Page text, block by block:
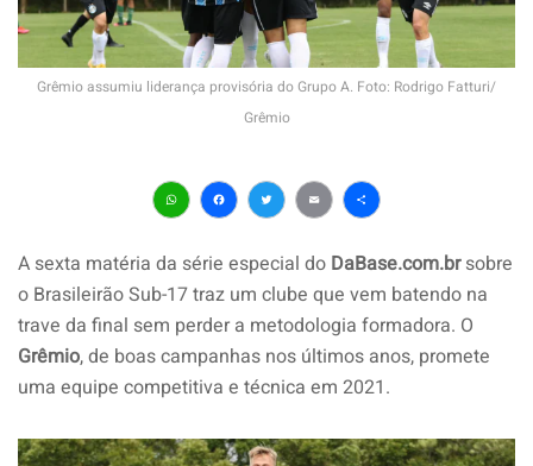
Grêmio assumiu liderança provisória do Grupo A. Foto: Rodrigo Fatturi/
Grêmio
WhatsApp
Facebook
Twitter
EmailShare
A sexta matéria da série especial do DaBase.com.brsobre
o Brasileirão Sub-17 traz um clube que vem batendo na
trave da final sem perder a metodologia formadora. O
Grêmio, de boas campanhas nos últimos anos, promete
uma equipe competitiva e técnica em 2021.